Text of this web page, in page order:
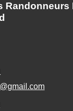
Randonneurs